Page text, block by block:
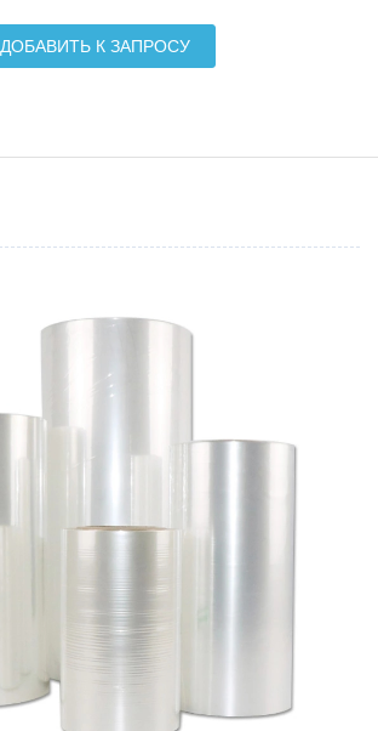
ДОБАВИТЬ К ЗАПРОСУ